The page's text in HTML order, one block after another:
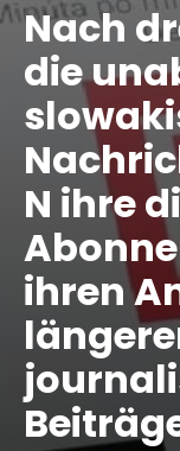
Nach
die
N ihre
ihren